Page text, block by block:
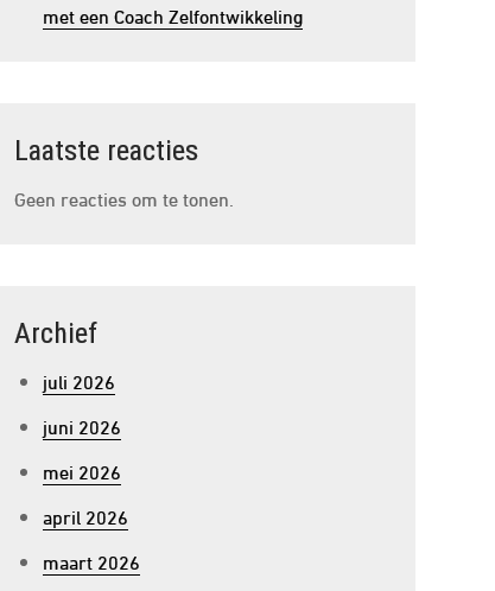
met een Coach Zelfontwikkeling
Laatste reacties
Geen reacties om te tonen.
Archief
juli 2026
juni 2026
mei 2026
april 2026
maart 2026